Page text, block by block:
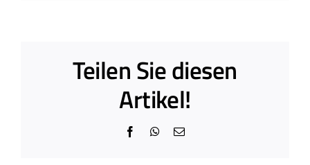
Teilen Sie diesen
Artikel!
Facebook
WhatsApp
E-